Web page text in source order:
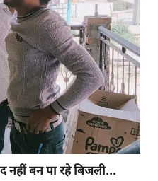
नहीं बन पा रहे बिजली...